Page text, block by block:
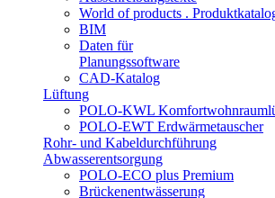
World of products .
BIM
Daten für
Planungssoftware
CAD-Katalog
Lüftung
POLO-KWL
POLO-EWT Erdwärmetauscher
Rohr- und Kabeldurchführung
Abwasserentsorgung
POLO-ECO plus Premium
Brückenentwässerung